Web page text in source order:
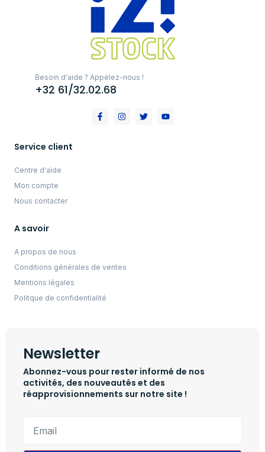
Besoin d'aide ? Appelez-nous !
+32 61/32.02.68
Service client
Centre d'aide
Mon compte
Nous contacter
A savoir
A propos de nous
Conditions générales de ventes
Mentions légales
Politque de confidentialité
Newsletter
Abonnez-vous pour rester informé de nos
activités, des nouveautés et des
réapprovisionnements sur notre site !